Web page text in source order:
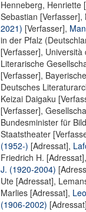
Henneberg, Henriette
Sebastian [Verfasser],
2021) [Verfasser],
in der Pfalz
[Verfasser], Università
Literarische
[Verfasser],
Deutsches
Keizai Daigaku
[Verfasser],
Bundesminister für
Staatstheater
(1952-) [Adressat],
Friedrich H. [Adressat],
J. (1920-2004)
Ute [Adressat],
Marlies [Adressat],
(1906-2002)